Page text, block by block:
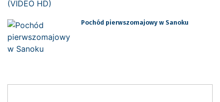
Pochód pierwszomajowy w Sanoku